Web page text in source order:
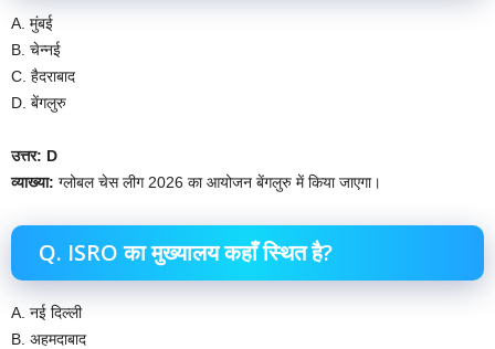
A. मुंबई
B. चेन्नई
C. हैदराबाद
D. बेंगलुरु
उत्तर: D
व्याख्या: ग्लोबल चेस लीग 2026 का आयोजन बेंगलुरु में किया जाएगा।
Q. ISRO का मुख्यालय कहाँ स्थित है?
A. नई दिल्ली
B. अहमदाबाद